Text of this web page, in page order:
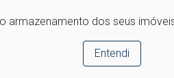
armazenamento dos seus
Entendi